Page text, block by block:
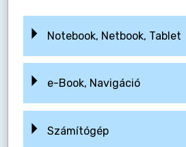
Notebook, Netbook, Tablet
e-Book, Navigáció
Számítógép